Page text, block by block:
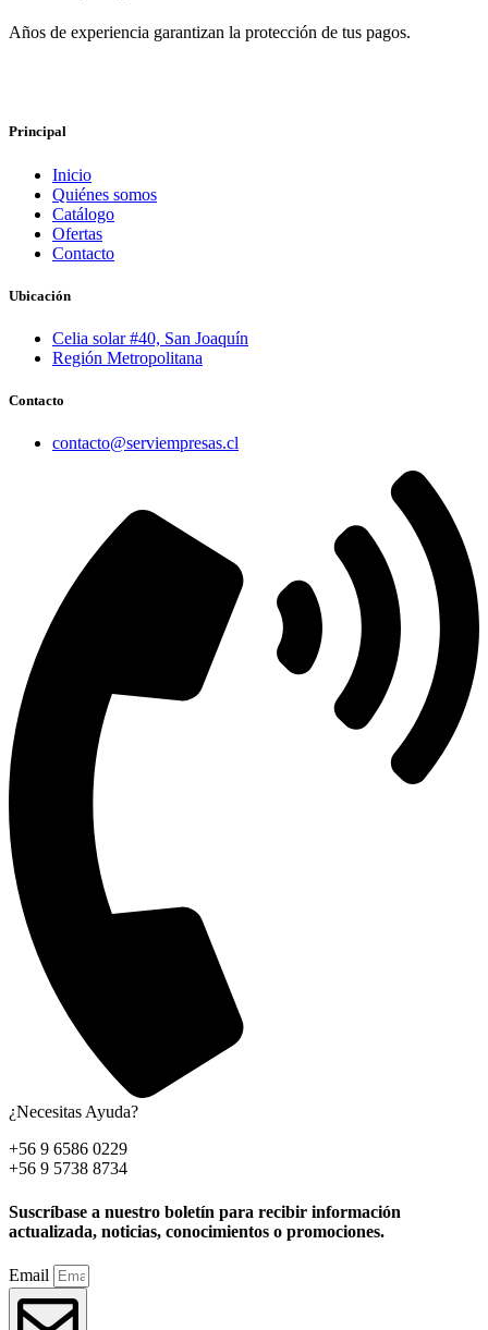
Años de experiencia garantizan la protección de tus pagos.
Principal
Inicio
Quiénes somos
Catálogo
Ofertas
Contacto
Ubicación
Celia solar #40, San Joaquín
Región Metropolitana
Contacto
contacto@serviempresas.cl
¿Necesitas Ayuda?
+56 9 6586 0229
+56 9 5738 8734
Suscríbase a nuestro boletín para recibir información
actualizada, noticias, conocimientos o promociones.
Email